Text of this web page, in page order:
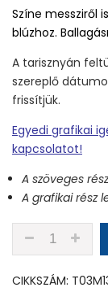
Színe messziről
blúzhoz.
A tarisznyán
szereplő
frissítjük.
Egyedi grafikai
kapcsolatot!
A szöveges
A grafikai rész
T03M13 -
CIKKSZÁM: